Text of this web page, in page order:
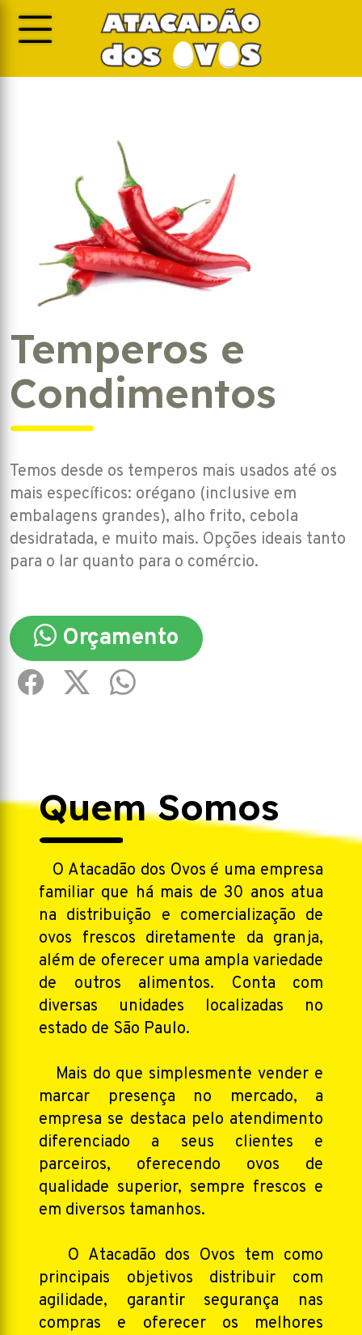
Temperos e
Condimentos
Temos desde os temperos mais usados até os
mais específicos: orégano (inclusive em
embalagens grandes), alho frito, cebola
desidratada, e muito mais. Opções ideais tanto
para o lar quanto para o comércio.
Orçamento
Quem Somos
O Atacadão dos Ovos é uma empresa
familiar que há mais de 30 anos atua
na distribuição e comercialização de
ovos frescos diretamente da granja,
além de oferecer uma ampla variedade
de outros alimentos. Conta com
diversas unidades localizadas no
estado de São Paulo.
Mais do que simplesmente vender e
marcar presença no mercado, a
empresa se destaca pelo atendimento
diferenciado a seus clientes e
parceiros, oferecendo ovos de
qualidade superior, sempre frescos e
em diversos tamanhos.
O Atacadão dos Ovos tem como
principais objetivos distribuir com
agilidade, garantir segurança nas
compras e oferecer os melhores